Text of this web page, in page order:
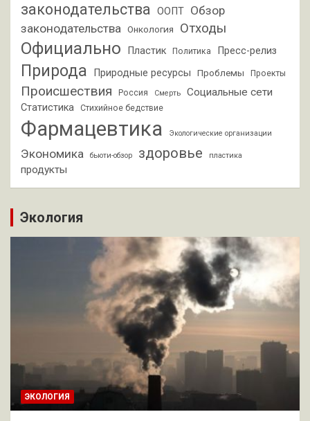
законодательства ООПТ Обзор
законодательства Онкология Отходы
Официально Пластик Политика Пресс-релиз
Природа Природные ресурсы Проблемы Проекты
Происшествия Россия Смерть Социальные сети
Статистика Стихийное бедствие
Фармацевтика Экологические организации
Экономика бьюти-обзор здоровье пластика
продукты
Экология
ЭКОЛОГИЯ